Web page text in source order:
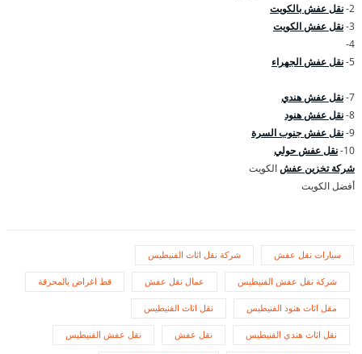
2- نقل عفش بالكويت
3- نقل عفش الكويت
4-
5- نقل عفش الجهراء
7- نقل عفش هندي
8- نقل عفش هنود
9- نقل عفش جنوب السرة
10- نقل عفش حولي
شركة تخزين عفشالكويت
أفضل الكويت
سيارات نقل عفش شركة نقل اثاث الفنيطيس
شركة نقل عفش الفنيطيس عمال نقل عفش قط اغراض بالمحرقة
مقل اثاث هنود الفنيطيس نقل اثاث الفنيطيس
نقل اثاث هندي الفنيطيس نقل عفش نقل عفش الفنيطيس